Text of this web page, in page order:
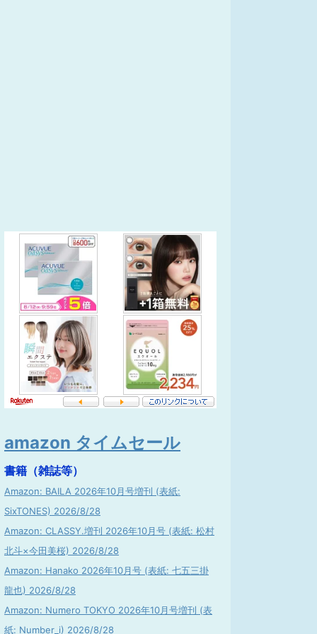
amazon タイムセール
書籍（雑誌等）
Amazon: BAILA 2026年10月号増刊 (表紙:
SixTONES) 2026/8/28
Amazon: CLASSY.増刊 2026年10月号 (表紙: 松村
北斗×今田美桜) 2026/8/28
Amazon: Hanako 2026年10月号 (表紙: 七五三掛
龍也) 2026/8/28
Amazon: Numero TOKYO 2026年10月号増刊 (表
紙: Number_i) 2026/8/28